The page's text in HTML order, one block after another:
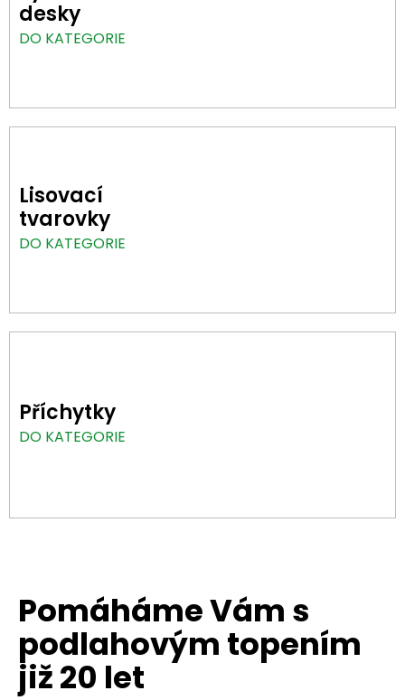
desky
DO KATEGORIE
Lisovací
tvarovky
DO KATEGORIE
Příchytky
DO KATEGORIE
Pomáháme Vám s
podlahovým topením
již 20 let